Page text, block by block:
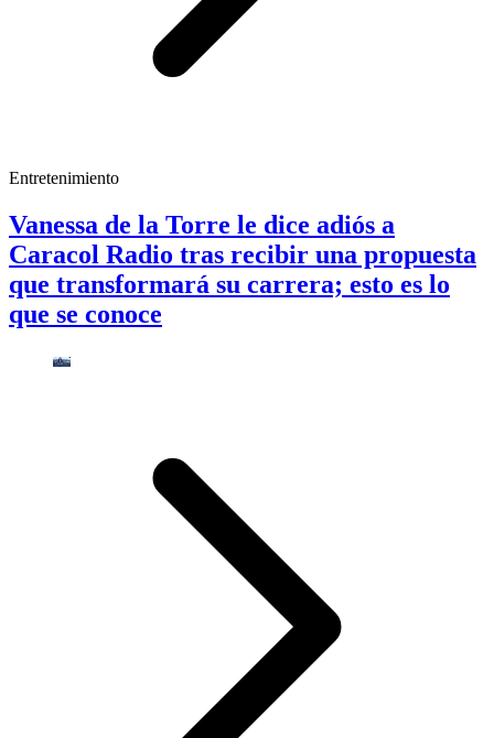
Entretenimiento
Vanessa de la Torre le dice adiós a
Caracol Radio tras recibir una propuesta
que transformará su carrera; esto es lo
que se conoce